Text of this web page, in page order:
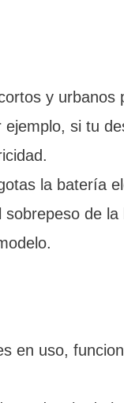
y
ejemplo, si tu
la batería
sobrepeso de
en uso,